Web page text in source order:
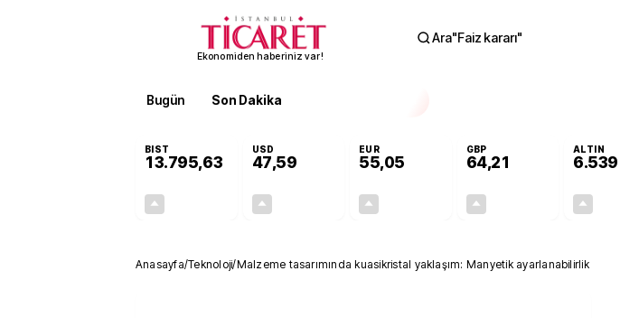
Ekonomiden haberiniz var!
Ara"Faiz kararı"
Bugün Son Dakika
BIST
13.795,63
USD
47,59
EUR
55,05
GBP
64,21
ALTIN
6.539
Anasayfa/Teknoloji/Malzeme tasarımında kuasikristal yaklaşım: Manyetik ayarlanabilirlik